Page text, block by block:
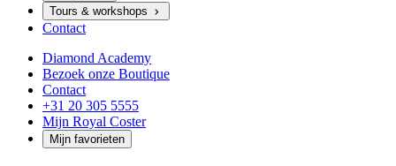
Tours & workshops
Contact
Diamond Academy
Bezoek onze Boutique
Contact
+31 20 305 5555
Mijn Royal Coster
Mijn favorieten